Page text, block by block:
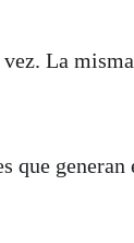
La
que